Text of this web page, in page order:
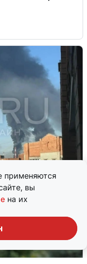
применяются
вы
на их